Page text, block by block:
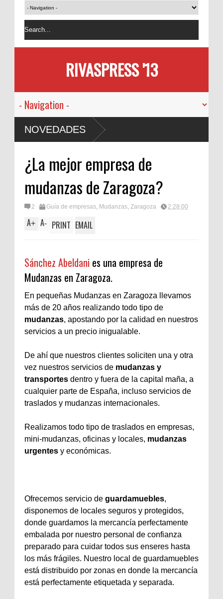
RIVASPRESS '13
NOVEDADES
¿La mejor empresa de
mudanzas de Zaragoza?
2 Guía de empresas, Mudanzas, Zaragoza 2:28:00
A+ A- PRINT EMAIL
Sánchez Abeldani es una empresa de
Mudanzas en Zaragoza.
En pequeñas Mudanzas en Zaragoza llevamos
más de 20 años realizando todo tipo de
mudanzas, apostando por la calidad en nuestros
servicios a un precio inigualable.
De ahí que nuestros clientes soliciten una y otra
vez nuestros servicios de mudanzas y
transportes dentro y fuera de la capital maña, a
cualquier parte de España, incluso servicios de
traslados y mudanzas internacionales.
Realizamos todo tipo de traslados en empresas,
mini-mudanzas, oficinas y locales, mudanzas
urgentes y económicas.
Ofrecemos servicio de guardamuebles,
disponemos de locales seguros y protegidos,
donde guardamos la mercancía perfectamente
embalada por nuestro personal de confianza
preparado para cuidar todos sus enseres hasta
los más frágiles. Nuestro local de guardamuebles
está distribuido por zonas en donde la mercancía
está perfectamente etiquetada y separada.